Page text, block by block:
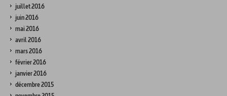
juillet 2016
juin 2016
mai 2016
avril 2016
mars 2016
février 2016
janvier 2016
décembre 2015